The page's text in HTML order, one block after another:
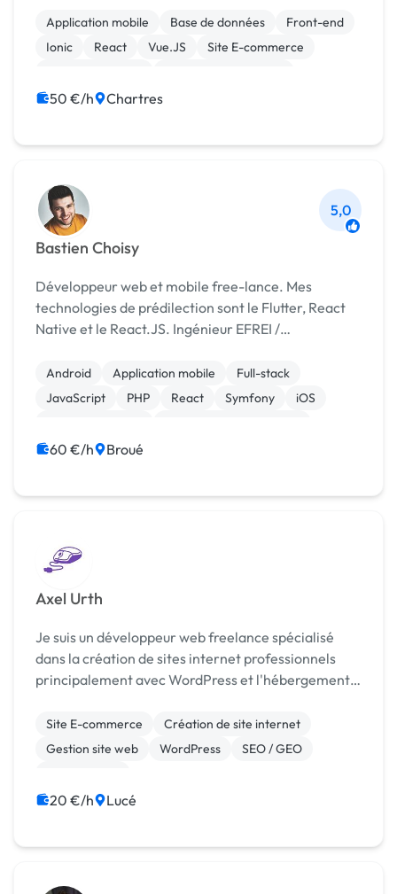
Application mobile Base de données
Front-end
Ionic
React Vue.JS
Site E-commerce
Migration ou refonte de site
50 €/h Chartres
Bastien Choisy
5,0
Développeur web et mobile free-lance. Mes
technologies de prédilection sont le Flutter, React
Native et le React.JS. Ingénieur EFREI /
d'applications Web (JS, React, Node, PHP, Redux) -
Développement...
Android Application mobile
Full-stack
JavaScript
PHP React Symfony
iOS
60 €/h Broué
Axel Urth
Je suis un développeur web freelance spécialisé
dans la création de sites internet professionnels
principalement avec WordPress et l'hébergement
allant du développement web à la création
d'identité...
Site E-commerce
Création de site internet
Gestion site web
WordPress
SEO / GEO
20 €/h Lucé